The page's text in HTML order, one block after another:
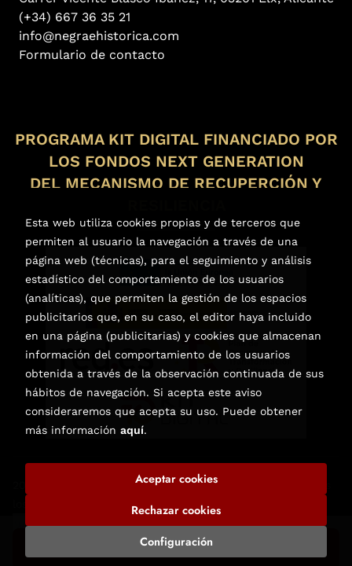
Añadir a mi cesta
(+34) 667 36 35 21
info@negraehistorica.com
Formulario de contacto
PROGRAMA KIT DIGITAL FINANCIADO POR
LOS FONDOS NEXT GENERATION
DEL MECANISMO DE RECUPERCIÓN Y
Librería de Libros Nuevos y Usados en Elche
los Derechos Reservados |
Trevenque Group
Esta web utiliza cookies propias y de terceros que
permiten al usuario la navegación a través de una
página web (técnicas), para el seguimiento y análisis
estadístico del comportamiento de los usuarios
(analíticas), que permiten la gestión de los espacios
publicitarios que, en su caso, el editor haya incluido
en una página (publicitarias) y cookies que almacenan
información del comportamiento de los usuarios
obtenida a través de la observación continuada de sus
hábitos de navegación. Si acepta este aviso
consideraremos que acepta su uso. Puede obtener
más información aquí.
Configuración
Rechazar cookies
Aceptar cookies